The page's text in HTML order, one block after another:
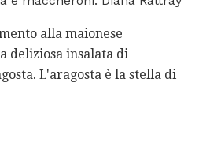
alla maionese
deliziosa insalata di
L'aragosta è la stella di